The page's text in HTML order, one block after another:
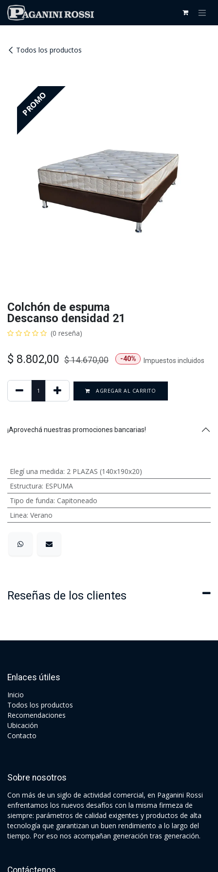
Todos los productos
PROMO
Colchón de espuma
Descanso densidad 21
(0 reseña)
$ 8.802,00 $14.670,00 -40% Impuestos incluidos
AGREGAR AL CARRITO
¡Aprovechá nuestras promociones bancarias!
Elegí una medida: 2 PLAZAS (140x190x20)
Estructura: ESPUMA
Tipo de funda: Capitoneado
Linea: Verano
Reseñas de los clientes
Enlaces útiles
Ini​cio
Todos los productos
Recomendaciones
Ubicación
Contacto
Sobre nosotros
Con más de un siglo de actividad comercial, en Paganini Rossi
enfrentamos los nuevos desafíos con la misma firmeza de
siempre: parámetros de calidad exigentes y productos de alta
tecnología que garantizan un buen rendimiento a lo largo del
tiempo. Por eso nos acompañan generación tras generación.
Contáctenos